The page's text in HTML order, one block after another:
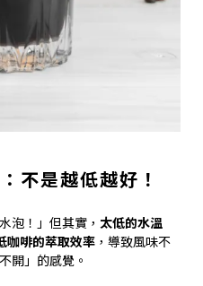
不是越低越好！
泡！」但其實， 太低的水溫
咖啡的萃取效率 ，導致風味不
開」的感覺。